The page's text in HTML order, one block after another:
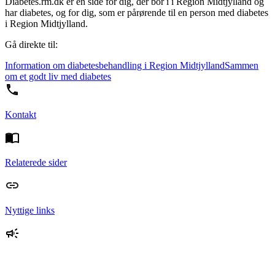
har diabetes, og for dig, som er pårørende til en person med diabetes
i Region Midtjylland.
Gå direkte til:
Information om diabetesbehandling i Region MidtjyllandSammen
om et godt liv med diabetes
Kontakt
Relaterede sider
Nyttige links